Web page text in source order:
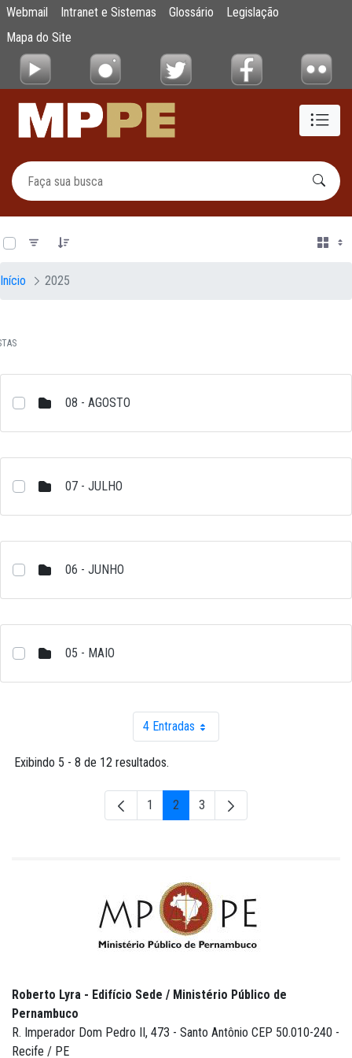
Pular para o Conteúdo principal
Documentos
Webmail Intranet e Sistemas Glossário
Legislação
Mapa do Site
Início 2025
08 - AGOSTO
07 - JULHO
06 - JUNHO
05 - MAIO
4 EntradasPor página
Exibindo 5 - 8 de 12 resultados.
Página
1 Página
2 Página
3
Roberto Lyra - Edifício Sede / Ministério Público de
Pernambuco
R. Imperador Dom Pedro II, 473 - Santo Antônio CEP 50.010-240 -
Recife / PE